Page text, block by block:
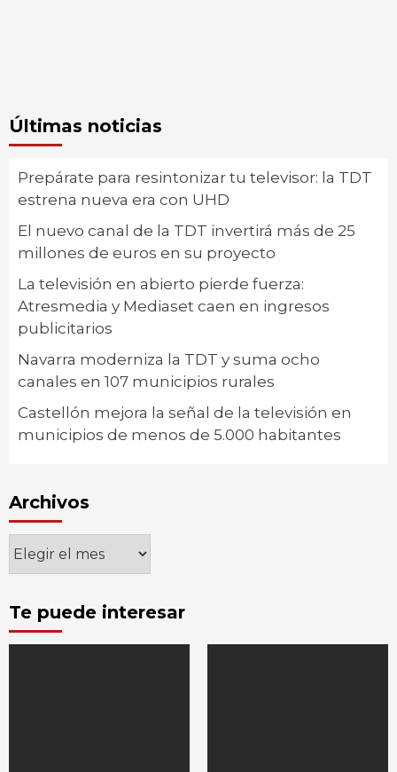
Últimas noticias
Prepárate para resintonizar tu televisor: la TDT
estrena nueva era con UHD
El nuevo canal de la TDT invertirá más de 25
millones de euros en su proyecto
La televisión en abierto pierde fuerza:
Atresmedia y Mediaset caen en ingresos
publicitarios
Navarra moderniza la TDT y suma ocho
canales en 107 municipios rurales
Castellón mejora la señal de la televisión en
municipios de menos de 5.000 habitantes
Archivos
Archivos
Te puede interesar